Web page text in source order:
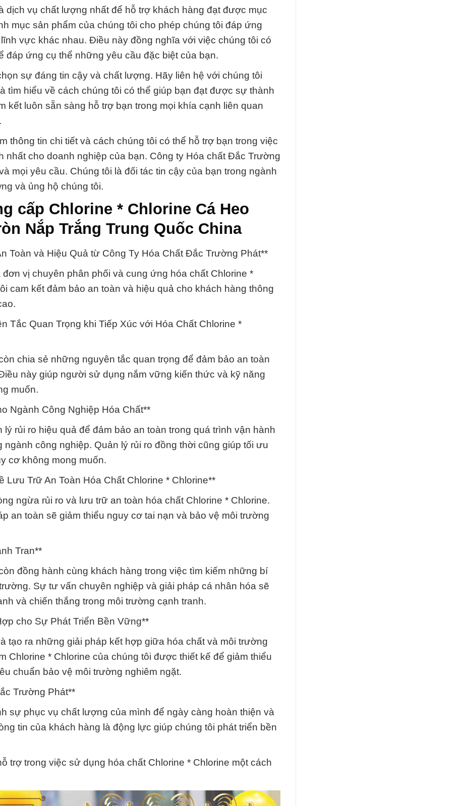
dịch vụ chất lượng nhất để hỗ trợ khách hàng đạt được mục
mục sản phẩm của chúng tôi cho phép chúng tôi đáp ứng
vực khác nhau. Điều này đồng nghĩa với việc chúng tôi có
đáp ứng cụ thể những yêu cầu đặc biệt của bạn.
sự đáng tin cậy và chất lượng. Hãy liên hệ với chúng tôi
tìm hiểu về cách chúng tôi có thể giúp bạn đạt được sự thành
kết luôn sẵn sàng hỗ trợ bạn trong mọi khía cạnh liên quan
thông tin chi tiết và cách chúng tôi có thể hỗ trợ bạn trong việc
cho doanh nghiệp của bạn. Công ty Hóa chất Đắc Trường
mọi yêu cầu. Chúng tôi là đối tác tin cậy của bạn trong ngành
và ủng hộ chúng tôi.
cấp Chlorine * Chlorine Cá Heo
Nắp Trắng Trung Quốc China
Toàn và Hiệu Quả từ Công Ty Hóa Chất Đắc Trường Phát**
vị chuyên phân phối và cung ứng hóa chất Chlorine *
cam kết đảm bảo an toàn và hiệu quả cho khách hàng thông
Tắc Quan Trọng khi Tiếp Xúc với Hóa Chất Chlorine *
chia sẻ những nguyên tắc quan trọng để đảm bảo an toàn
này giúp người sử dụng nắm vững kiến thức và kỹ năng
muốn.
Ngành Công Nghiệp Hóa Chất**
rủi ro hiệu quả để đảm bảo an toàn trong quá trình vận hành
công nghiệp. Quản lý rủi ro đồng thời cũng giúp tối ưu
cơ không mong muốn.
Trữ An Toàn Hóa Chất Chlorine * Chlorine**
ngừa rủi ro và lưu trữ an toàn hóa chất Chlorine * Chlorine.
an toàn sẽ giảm thiểu nguy cơ tai nạn và bảo vệ môi trường
Tran**
đồng hành cùng khách hàng trong việc tìm kiếm những bí
Sự tư vấn chuyên nghiệp và giải pháp cá nhân hóa sẽ
và chiến thắng trong môi trường cạnh tranh.
cho Sự Phát Triển Bền Vững**
tạo ra những giải pháp kết hợp giữa hóa chất và môi trường
Chlorine * Chlorine của chúng tôi được thiết kế để giảm thiểu
chuẩn bảo vệ môi trường nghiêm ngặt.
Trường Phát**
sự phục vụ chất lượng của mình để ngày càng hoàn thiện và
tin của khách hàng là động lực giúp chúng tôi phát triển bền
trợ trong việc sử dụng hóa chất Chlorine * Chlorine một cách